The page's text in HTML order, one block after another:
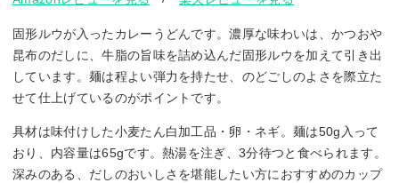
固形ルウが入ったカレーうどんです。濃厚な味わいは、かつおや
昆布のだしに、牛脂の旨味を詰め込んだ固形ルウを加えて引き出
しています。麺は程よい弾力を持たせ、のどごしのよさを際立た
せて仕上げているのがポイントです。
具材は味付けした小麦たん白加工品・卵・ネギ。麺は50g入って
おり、内容量は65gです。熱湯を注ぎ、3分待つと食べられます。
深みのある、だしのおいしさを堪能したい方におすすめのカップ